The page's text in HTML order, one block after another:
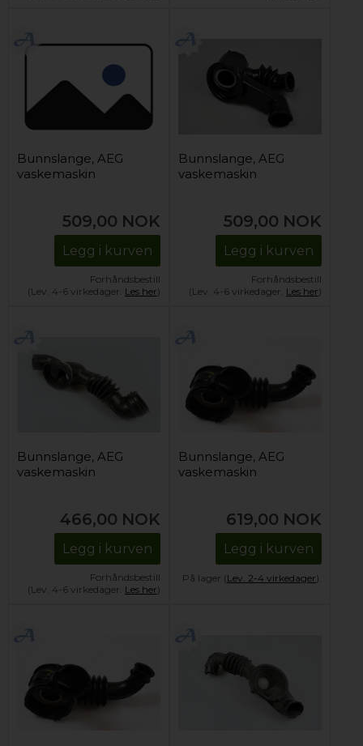
Bunnslange, AEG
vaskemaskin
509,00 NOK
Legg i kurven
Forhåndsbestill
(Lev. 4-6 virkedager. Les her)
Bunnslange, AEG
vaskemaskin
509,00 NOK
Legg i kurven
Forhåndsbestill
(Lev. 4-6 virkedager. Les her)
Bunnslange, AEG
vaskemaskin
466,00 NOK
Legg i kurven
Forhåndsbestill
(Lev. 4-6 virkedager. Les her)
Bunnslange, AEG
vaskemaskin
619,00 NOK
Legg i kurven
På lager (Lev. 2-4 virkedager).